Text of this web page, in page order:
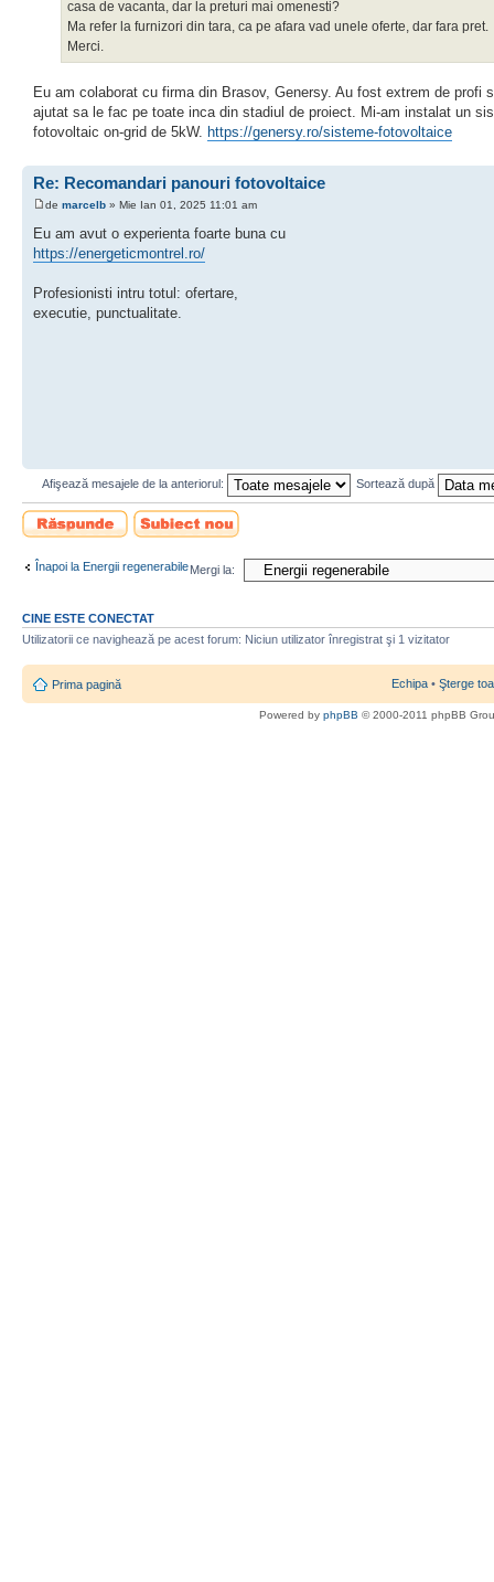
casa de vacanta, dar la preturi mai omenesti?
Ma refer la furnizori din tara, ca pe afara vad unele oferte, dar fara pret.
Merci.
Eu am colaborat cu firma din Brasov, Genersy. Au fost extrem de profi
ajutat sa le fac pe toate inca din stadiul de proiect. Mi-am instalat un
fotovoltaic on-grid de 5kW. https://genersy.ro/sisteme-fotovoltaice
Re: Recomandari panouri fotovoltaice
de marcelb » Mie Ian 01, 2025 11:01 am
Eu am avut o experienta foarte buna cu
https://energeticmontrel.ro/
Profesionisti intru totul: ofertare,
executie, punctualitate.
Afişează mesajele de la anteriorul: Sortează după
Scrie un răspuns
Scrie un subiect
nou
Înapoi la Energii regenerabileMergi la:
CINE ESTE CONECTAT
Utilizatorii ce navighează pe acest forum: Niciun utilizator înregistrat şi 1 vizitator
Prima pagină Echipa • Şterge
Powered by phpBB © 2000-2011 phpBB